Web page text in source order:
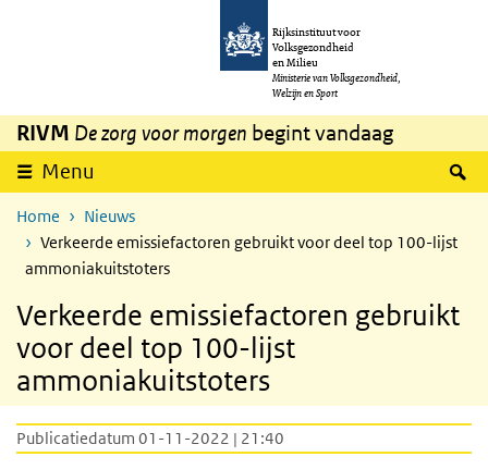
Overslaan en naar de inhoud gaan
Rijksinstituut voor
Volksgezondheid
en Milieu
Ministerie van Volksgezondheid,
Welzijn en Sport
RIVM De zorg voor morgen begint vandaag
Menu
Home
Nieuws
Verkeerde emissiefactoren gebruikt voor deel top 100-lijst
ammoniakuitstoters
Verkeerde emissiefactoren gebruikt
voor deel top 100-lijst
ammoniakuitstoters
Publicatiedatum 01-11-2022 | 21:40